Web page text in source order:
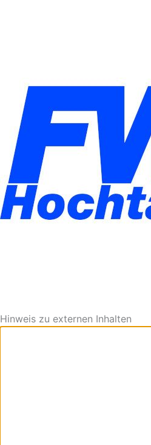
Hinweis zu externen Inhalten